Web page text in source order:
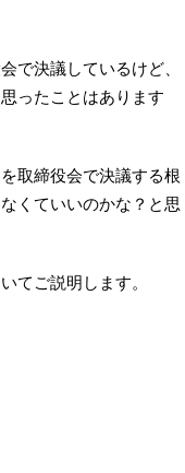
で決議しているけど、
ったことはあります
取締役会で決議する根
くていいのかな？と思
てご説明します。